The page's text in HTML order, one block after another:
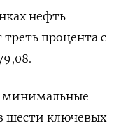
нефть
треть процента с
минимальные
шести ключевых